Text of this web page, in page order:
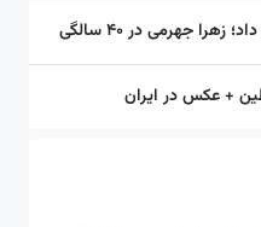
جهرمی در ۴۰ سالگی
+ عکس در ایران